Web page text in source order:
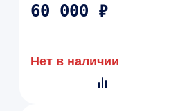
60 000 ₽
Нет в наличии